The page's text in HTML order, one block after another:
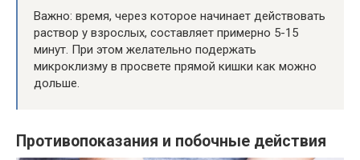
Важно: время, через которое начинает действовать
раствор у взрослых, составляет примерно 5-15
минут. При этом желательно подержать
микроклизму в просвете прямой кишки как можно
дольше.
Противопоказания и побочные действия